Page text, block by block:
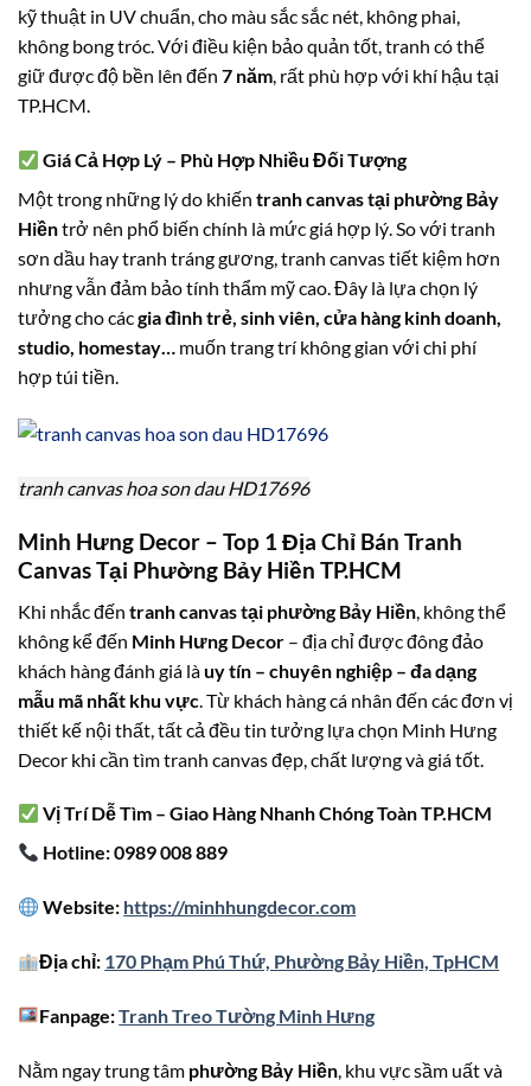
kỹ thuật in UV chuẩn, cho màu sắc sắc nét, không phai,
không bong tróc. Với điều kiện bảo quản tốt, tranh có thể
giữ được độ bền lên đến 7 năm, rất phù hợp với khí hậu tại
TP.HCM.
Giá Cả Hợp Lý – Phù Hợp Nhiều Đối Tượng
Một trong những lý do khiến tranh canvas tại phường Bảy
Hiềntrở nên phổ biến chính là mức giá hợp lý. So với tranh
sơn dầu hay tranh tráng gương, tranh canvas tiết kiệm hơn
nhưng vẫn đảm bảo tính thẩm mỹ cao. Đây là lựa chọn lý
tưởng cho cácgia đình trẻ, sinh viên, cửa hàng kinh doanh,
studio, homestay… muốn trang trí không gian với chi phí
hợp túi tiền.
tranh canvas hoa son dau HD17696
Minh Hưng Decor – Top 1 Địa Chỉ Bán Tranh
Canvas Tại Phường Bảy Hiền TP.HCM
Khi nhắc đến tranh canvas tại phường Bảy Hiền , không thể
không kể đến Minh Hưng Decor – địa chỉ được đông đảo
khách hàng đánh giá làuy tín – chuyên nghiệp – đa dạng
mẫu mã nhất khu vực . Từ khách hàng cá nhân đến các đơn vị
thiết kế nội thất, tất cả đều tin tưởng lựa chọn Minh Hưng
Decor khi cần tìm tranh canvas đẹp, chất lượng và giá tốt.
Vị Trí Dễ Tìm – Giao Hàng Nhanh Chóng Toàn TP.HCM
Hotline: 0989 008 889
Website: https://minhhungdecor.com
Địa chỉ: 170 Phạm Phú Thứ, Phường Bảy Hiền, TpHCM
Fanpage:Tranh Treo Tường Minh Hưng
Nằm ngay trung tâm phường Bảy Hiền , khu vực sầm uất và